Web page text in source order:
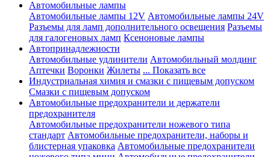
Автомобильные лампы
Автомобильные лампы 12V Автомобильные лампы 24V
Разъемы для ламп дополнительного освещения Разъемы
для галогеновых ламп Ксеноновые лампы
Автопринадлежности
Автомобильные удлинители Автомобильный молдинг
Аптечки Воронки Жилеты ... Показать все
Индустриальная химия и смазки с пищевым допуском
Смазки с пищевым допуском
Автомобильные предохранители и держатели
предохранителя
Автомобильные предохранители ножевого типа
стандарт Автомобильные предохранители, наборы и
блистерная упаковка Автомобильные предохранители